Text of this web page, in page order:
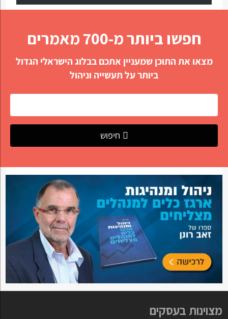
חפשו ביותר מ-700 מאמרים
מצאו את התוכן שמעניין אתכם בבלוג הישראלי הגדול
ביותר על תעשייה וניהול
חיפוש
מצוינות בעסקים